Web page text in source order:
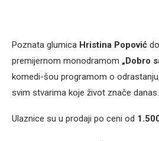
Poznata glumica Hristina Popović
premijernom monodramom „Dobro
komedi-šou programom o
svim stvarima koje život znače danas.
Ulaznice su u prodaji po ceni od